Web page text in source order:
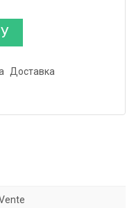
Доставка